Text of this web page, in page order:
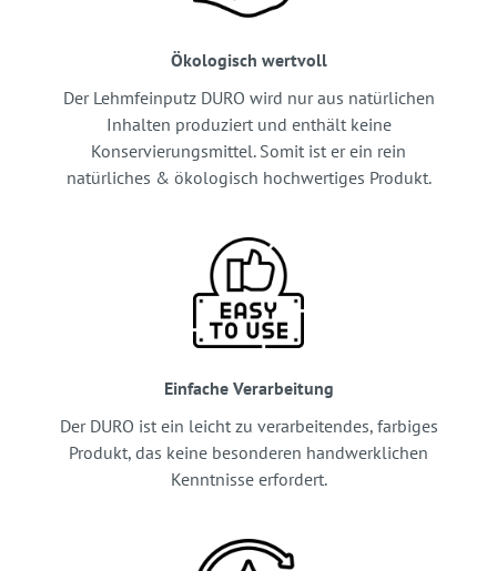
Ökologisch wertvoll
Der Lehmfeinputz DURO wird nur aus natürlichen
Inhalten produziert und enthält keine
Konservierungsmittel. Somit ist er ein rein
natürliches & ökologisch hochwertiges Produkt.
Einfache Verarbeitung
Der DURO ist ein leicht zu verarbeitendes, farbiges
Produkt, das keine besonderen handwerklichen
Kenntnisse erfordert.